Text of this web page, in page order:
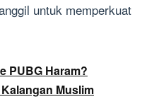
untuk memperkuat
PUBG Haram?
Muslim